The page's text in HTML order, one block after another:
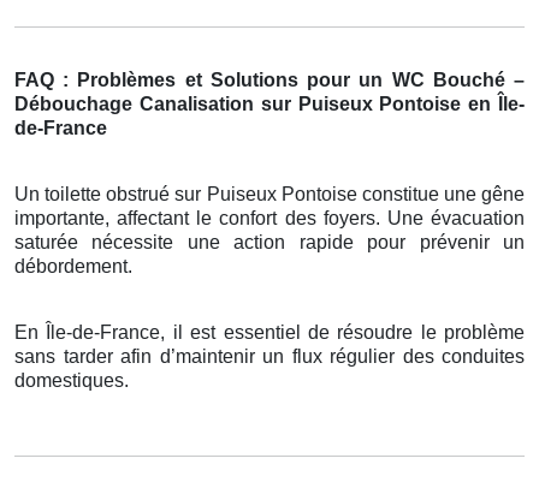
FAQ : Problèmes et Solutions pour un WC Bouché –
Débouchage Canalisation sur Puiseux Pontoise en Île-
de-France
Un toilette obstrué sur Puiseux Pontoise constitue une gêne
importante, affectant le confort des foyers. Une évacuation
saturée nécessite une action rapide pour prévenir un
débordement.
En Île-de-France, il est essentiel de résoudre le problème
sans tarder afin d’maintenir un flux régulier des conduites
domestiques.